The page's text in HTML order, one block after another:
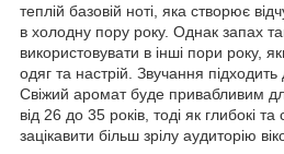
теплій базовій ноті, яка створює
в холодну пору року. Однак запах
використовувати в інші пори року,
одяг та настрій. Звучання підходить
Свіжий аромат буде привабливим
від 26 до 35 років, тоді як глибокі
зацікавити більш зрілу аудиторію